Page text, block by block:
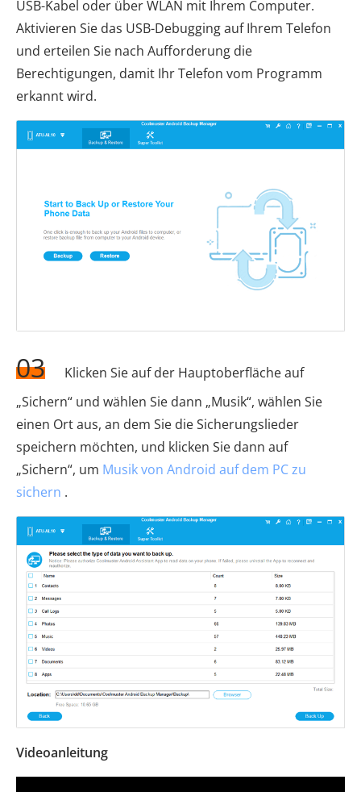
USB-Kabel oder über WLAN mit Ihrem Computer.
Aktivieren Sie das USB-Debugging auf Ihrem Telefon
und erteilen Sie nach Aufforderung die
Berechtigungen, damit Ihr Telefon vom Programm
erkannt wird.
03
Klicken Sie auf der Hauptoberfläche auf
„Sichern“ und wählen Sie dann „Musik“, wählen Sie
einen Ort aus, an dem Sie die Sicherungslieder
speichern möchten, und klicken Sie dann auf
„Sichern“, um Musik von Android auf dem PC zu
sichern .
Videoanleitung